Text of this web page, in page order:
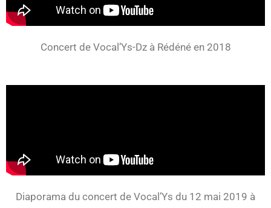
Concert de Vocal’Ys-Dz à Rédéné en 2018
Diaporama du concert de Vocal’Ys du 12 mai 2019 à